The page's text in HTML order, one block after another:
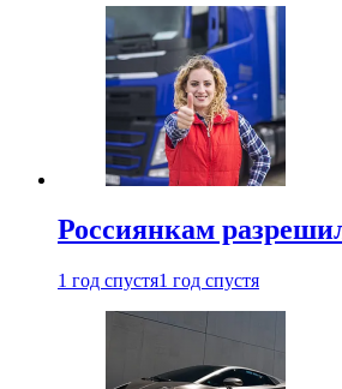
Россиянкам
1 год спустя1 год спустя